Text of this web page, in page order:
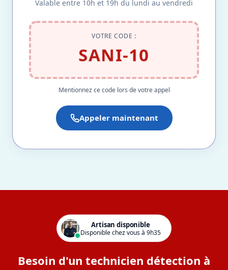
Valable entre 10h et 19h du lundi au vendredi
VOTRE CODE :
SANI-10
Mentionnez ce code lors de votre appel
Appeler maintenant
Artisan disponible
Disponible chez vous à 9h35
Besoin d'un technicien détection à